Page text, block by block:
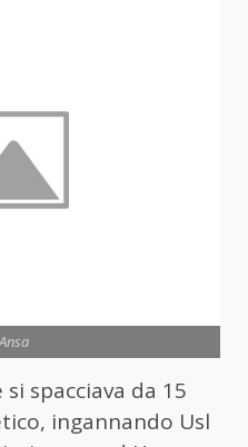
spacciava da 15
ingannando Usl